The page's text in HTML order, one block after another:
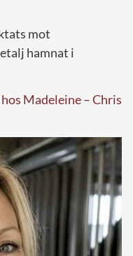
mot
hamnat i
Madeleine – Chris